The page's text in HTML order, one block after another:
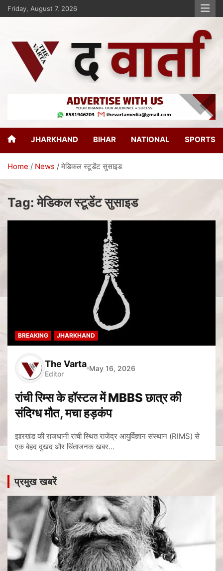
Friday, August 7, 2026
The Varta
JHARKHAND BIHAR NATIONAL SPORTS
Home News मेडिकल स्टूडेंट सुसाइड
Tag:मेडिकल स्टूडेंट सुसाइड
BREAKING JHARKHAND
The Varta
Editor
May 16, 2026
रांची रिम्स के हॉस्टल में MBBS छात्र की
संदिग्ध मौत, मचा हड़कंप
झारखंड की राजधानी रांची स्थित राजेंद्र आयुर्विज्ञान संस्थान (RIMS) से
एक बेहद दुखद और चिंताजनक खबर…
प्रमुख खबरें